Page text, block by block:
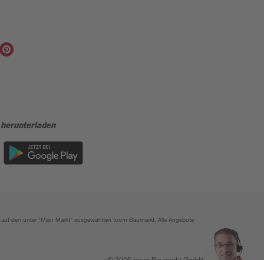
den unter "Mein Markt" ausgewählten toom Baumarkt. Alle Angebote